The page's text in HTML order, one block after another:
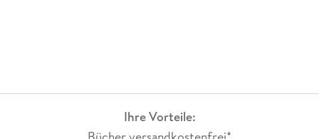
Ihre Vorteile: